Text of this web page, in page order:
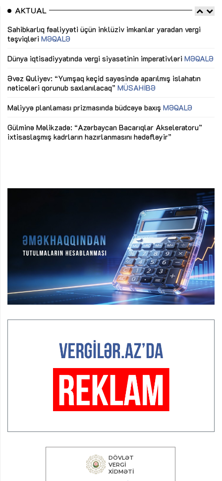
AKTUAL
Sahibkarlıq fəaliyyəti üçün inklüziv imkanlar yaradan vergi
təşviqləri MƏQALƏ
Dünya iqtisadiyyatında vergi siyasətinin imperativləri MƏQALƏ
Əvəz Quliyev: “Yumşaq keçid sayəsində aparılmış islahatın
nəticələri qorunub saxlanılacaq” MÜSAHİBƏ
Maliyyə planlaması prizmasında büdcəyə baxış MƏQALƏ
Gülminə Məlikzadə: “Azərbaycan Bacarıqlar Akseleratoru”
ixtisaslaşmış kadrların hazırlanmasını hədəfləyir”